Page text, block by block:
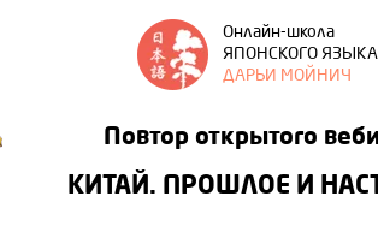
Онлайн-школа
ЯПОНСКОГО ЯЗЫКА
ДАРЬИ МОЙНИЧ
Повтор открытого
КИТАЙ. ПРОШЛОЕ И